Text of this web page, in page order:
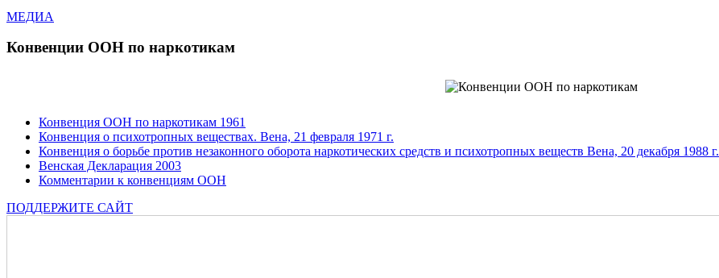
МЕДИА
Конвенции ООН по наркотикам
Конвенция ООН по наркотикам 1961
Конвенция о психотропных веществах. Вена, 21 февраля 1971 г.
Конвенция о борьбе против незаконного оборота наркотических средств и психотропных веществ Вена, 20 декабря 1988 г.
Венская Декларация 2003
Комментарии к конвенциям ООН
ПОДДЕРЖИТЕ САЙТ